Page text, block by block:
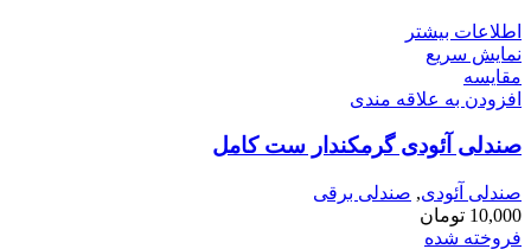
اطلاعات بیشتر
نمایش سریع
مقايسه
افزودن به علاقه مندی
صندلی آئودی گرمکندار ست کامل
صندلی آئودی, صندلی برقی
10,000 تومان
فروخته شده